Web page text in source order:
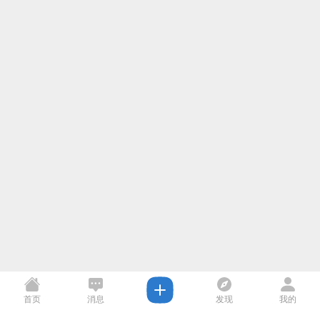
首页 消息 发现 我的